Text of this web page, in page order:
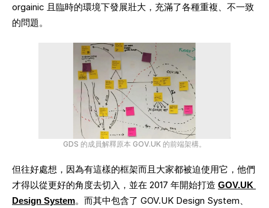
orgainic 且臨時的環境下發展壯大，充滿了各種重複、不一致
的問題。
GDS 的成員解釋原本 GOV.UK 的前端架構。
但往好處想，因為有這樣的框架而且大家都被迫使用它，他們
才得以從更好的角度去切入，並在 2017 年開始打造 GOV.UK
Design System。而其中包含了 GOV.UK Design System、